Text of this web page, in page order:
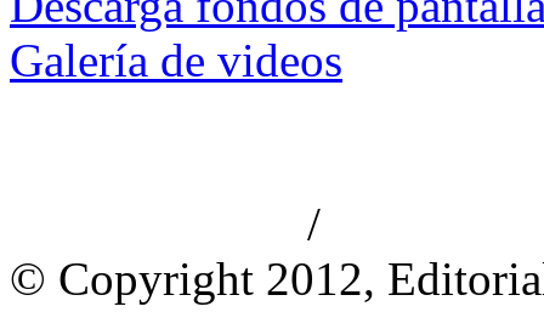
Galería de videos
/
© Copyright 2012,